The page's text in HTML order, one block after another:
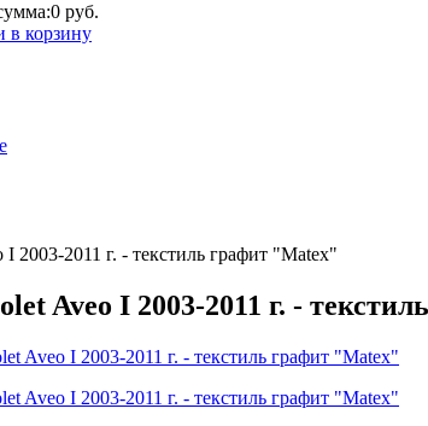
0 руб.
в корзину
2003-2011 г. - текстиль графит "Matex"
Aveo I 2003-2011 г. -